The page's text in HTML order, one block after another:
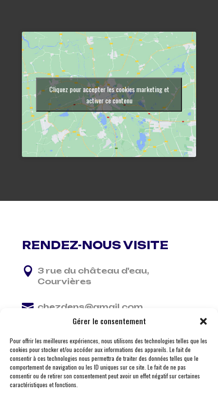
Gérer le consentement
Pour offrir les meilleures expériences, nous utilisons des technologies telles que les
cookies pour stocker et/ou accéder aux informations des appareils. Le fait de
consentir à ces technologies nous permettra de traiter des données telles que le
comportement de navigation ou les ID uniques sur ce site. Le fait de ne pas
consentir ou de retirer son consentement peut avoir un effet négatif sur certaines
caractéristiques et fonctions.
Cliquez pour accepter les cookies marketing et
activer ce contenu
RENDEZ-NOUS VISITE
 3 rue du château d'eau,
Courvières
 chezdens@gmail.com